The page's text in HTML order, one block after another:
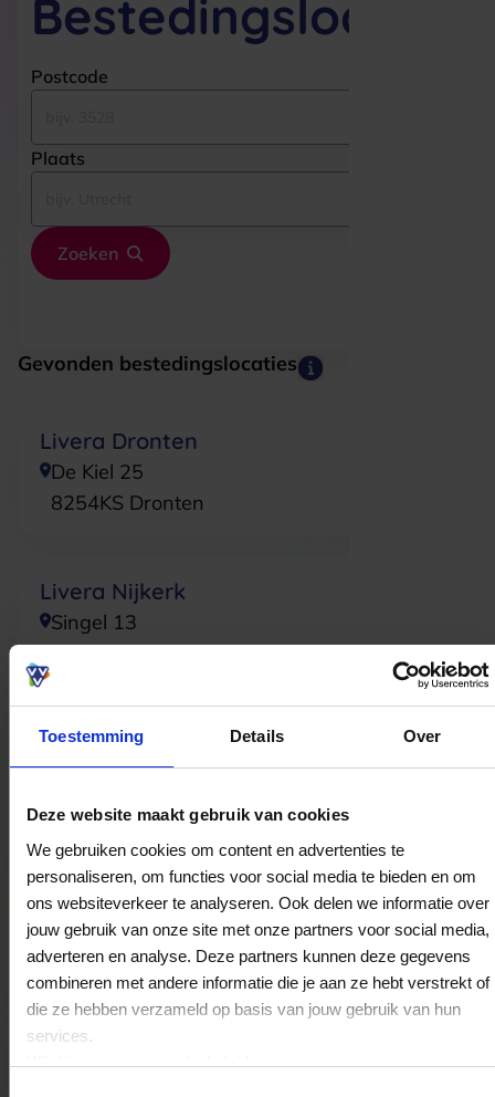
Toestemming Details Over
Deze website maakt gebruik van cookies
We gebruiken cookies om content en advertenties te
personaliseren, om functies voor social media te bieden en om
ons websiteverkeer te analyseren. Ook delen we informatie over
jouw gebruik van onze site met onze partners voor social media,
adverteren en analyse. Deze partners kunnen deze gegevens
combineren met andere informatie die je aan ze hebt verstrekt of
die ze hebben verzameld op basis van jouw gebruik van hun
services.
Klikhiervoor ons cookiebeleid.
Bestedingslocaties
Postcode
Plaats
Zoeken
Gevonden bestedingslocaties
Livera Dronten
De Kiel 25
8254KS Dronten
Livera Nijkerk
Singel 13
3861AD Nijkerk
Livera Middelburg
Plein 1940 2-4
4331LH
Middelburg
Livera Oss
Kruisstraat 10
5341HD Oss
Livera Nieuwegein
Passage 50